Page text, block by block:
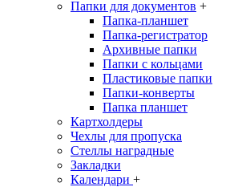
Папки для документов +
Папка-планшет
Папка-регистратор
Архивные папки
Папки с кольцами
Пластиковые папки
Папки-конверты
Папка планшет
Картхолдеры
Чехлы для пропуска
Стеллы наградные
Закладки
Календари +